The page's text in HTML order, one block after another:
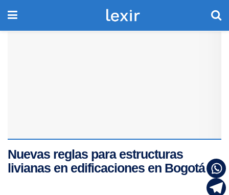
Nuevas reglas para estructuras
livianas en edificaciones en Bogotá